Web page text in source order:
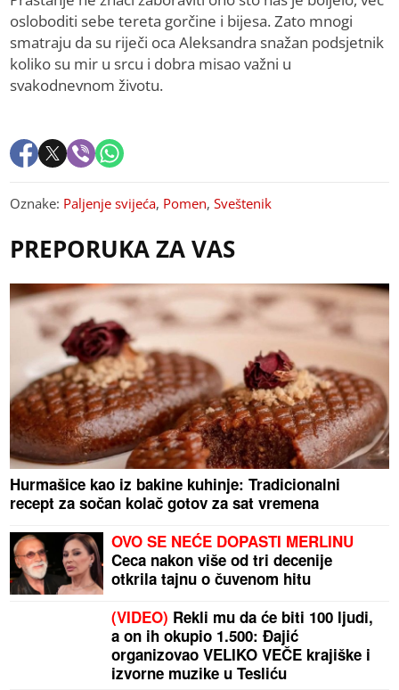
osloboditi sebe tereta gorčine i bijesa. Zato mnogi
smatraju da su riječi oca Aleksandra snažan podsjetnik
koliko su mir u srcu i dobra misao važni u
svakodnevnom životu.
Oznake: Paljenje svijeća, Pomen,Sveštenik
PREPORUKA ZA VAS
Hurmašice kao iz bakine kuhinje: Tradicionalni
recept za sočan kolač gotov za sat vremena
OVO SE NEĆE DOPASTI MERLINU
Ceca nakon više od tri decenije
otkrila tajnu o čuvenom hitu
(VIDEO) Rekli mu da će biti 100 ljudi,
a on ih okupio 1.500: Đajić
organizovao VELIKO VEČE krajiške i
izvorne muzike u Tesliću